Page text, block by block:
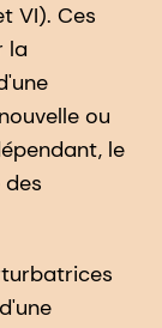
VI). Ces
la
ou
le